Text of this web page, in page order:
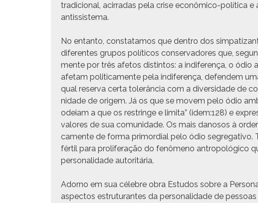
tradi­cional, acir­radas pela crise econômi­co-políti­ca
antissistema.
No entan­to, con­stata­mos que den­tro dos
difer­entes gru­pos políti­cos con­ser­vadores que,
mente por três afe­tos dis­tin­tos: a indifer­ença, o ódio
afe­tam politi­ca­mente pela indifer­ença, defen­d­em
qual reser­va cer­ta tol­erân­cia com a diver­si­dade de
nidade de origem. Já os que se movem pelo ódio
odeiam a que os restringe e limi­ta” (idem:128) e
val­ores de sua comu­nidade. Os mais danosos à
ca­mente de for­ma pri­mor­dial pelo ódio seg­rega­ti­vo.
fér­til para pro­lif­er­ação do fenô­meno antropológi­co
per­son­al­i­dade autoritária.
Adorno em sua céle­bre obra Estu­dos sobre a
aspec­tos estru­tu­rantes da per­son­al­i­dade de